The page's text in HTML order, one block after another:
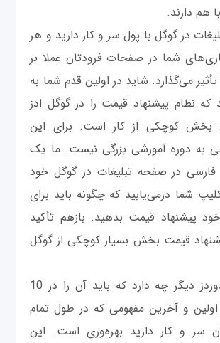
هم دارند.
در گوگل با پول سر و کار دارید و هر
شما در صفحات فرودتان عملا بر
می‌گذارد. شاید در اولین قدم شما به
که نظام پیشنهاد قیمت را در گوگل ادز
بخش کوچکی از کار است. برای این
به دوره آموزشی بزرگی نیست. ما یک
فارسی در صفحه تبلیغات در گوگل خود
شما درمی‌یابید که چگونه باید برای
پیشنهاد قیمت بدهید. بازهم تأکید
قیمت بخش بسیار کوچکی از گوگل
اما مگر این ادوردز دیگر چه دارد که باید آن را در 10
اولین و آخرین مفهومی که در طول تمام
سر و کار دارید بهره‌وری است. این